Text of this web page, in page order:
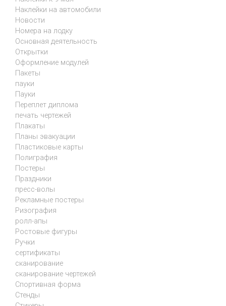
Наклейки на автомобили
Новости
Номера на лодку
Основная деятельность
Открытки
Оформление модулей
Пакеты
пауки
Пауки
Переплет диплома
печать чертежей
Плакаты
Планы эвакуации
Пластиковые карты
Полиграфия
Постеры
Праздники
пресс-волы
Рекламные постеры
Ризография
ролл-апы
Ростовые фигуры
Ручки
сертификаты
сканирование
сканирование чертежей
Спортивная форма
Стенды